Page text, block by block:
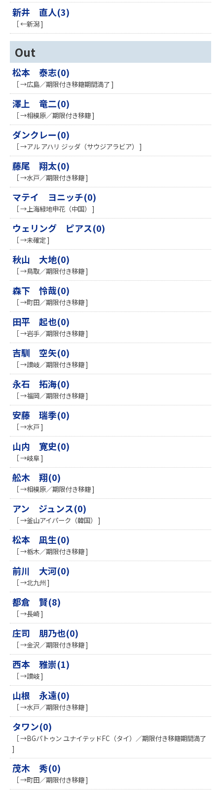
新井 直人(3)
［ ←新潟 ]
Out
松本 泰志(0)
［ →広島／期限付き移籍期間満了 ]
澤上 竜二(0)
［ →相模原／期限付き移籍 ]
ダンクレー(0)
［ →アル アハリ ジッダ（サウジアラビア） ]
藤尾 翔太(0)
［ →水戸／期限付き移籍 ]
マテイ ヨニッチ(0)
［ →上海緑地申花（中国） ]
ウェリング ピアス(0)
［ →未確定 ]
秋山 大地(0)
［ →鳥取／期限付き移籍 ]
森下 怜哉(0)
［ →町田／期限付き移籍 ]
田平 起也(0)
［ →岩手／期限付き移籍 ]
吉馴 空矢(0)
［ →讃岐／期限付き移籍 ]
永石 拓海(0)
［ →福岡／期限付き移籍 ]
安藤 瑞季(0)
［ →水戸 ]
山内 寛史(0)
［ →岐阜 ]
舩木 翔(0)
［ →相模原／期限付き移籍 ]
アン ジュンス(0)
［ →釜山アイパーク（韓国） ]
松本 凪生(0)
［ →栃木／期限付き移籍 ]
前川 大河(0)
［ →北九州 ]
都倉 賢(8)
［ →長崎 ]
庄司 朋乃也(0)
［ →金沢／期限付き移籍 ]
西本 雅崇(1)
［ →讃岐 ]
山根 永遠(0)
［ →水戸／期限付き移籍 ]
タワン(0)
［ →BGパトゥン ユナイテッドFC（タイ）／期限付き移籍期間満了
]
茂木 秀(0)
［ →町田／期限付き移籍 ]